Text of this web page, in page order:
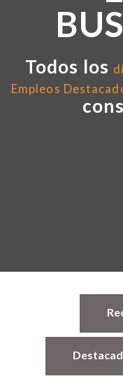
Todos los
Empleos